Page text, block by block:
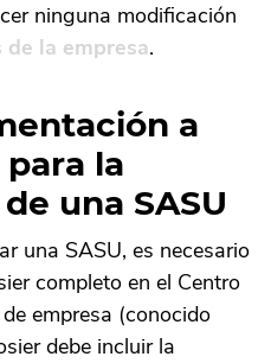
ninguna modificación
la empresa.
a
la
una SASU
una SASU, es necesario
completo en el Centro
empresa (conocido
debe incluir la